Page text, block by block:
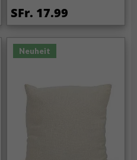
SFr. 17.99
Neuheit